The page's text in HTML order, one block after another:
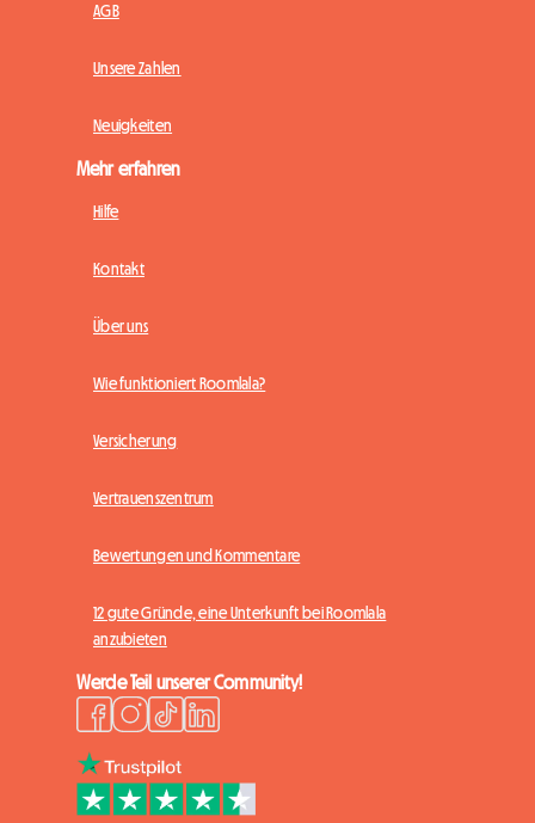
AGB
Unsere Zahlen
Neuigkeiten
Mehr erfahren
Hilfe
Kontakt
Über uns
Wie funktioniert Roomlala?
Versicherung
Vertrauenszentrum
Bewertungen und Kommentare
12 gute Gründe, eine Unterkunft bei Roomlala
anzubieten
Werde Teil unserer Community!